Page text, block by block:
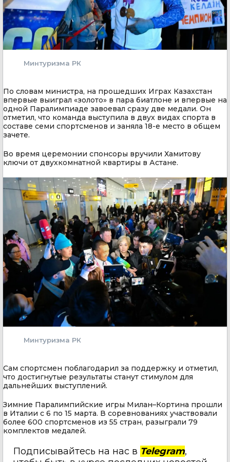
Минтуризма РК
По словам министра, на прошедших Играх Казахстан
впервые выиграл «золото» в пара биатлоне и впервые на
одной Паралимпиаде завоевал сразу две медали. Он
отметил, что команда выступила в двух видах спорта в
составе семи спортсменов и заняла 18-е место в общем
зачете.
Во время церемонии спонсоры вручили Хамитову
ключи от двухкомнатной квартиры в Астане.
Минтуризма РК
Сам спортсмен поблагодарил за поддержку и отметил,
что достигнутые результаты станут стимулом для
дальнейших выступлений.
Зимние Паралимпийские игры Милан–Кортина прошли
в Италии с 6 по 15 марта. В соревнованиях участвовали
более 600 спортсменов из 55 стран, разыграли 79
комплектов медалей.
Подписывайтесь на нас в Telegram,